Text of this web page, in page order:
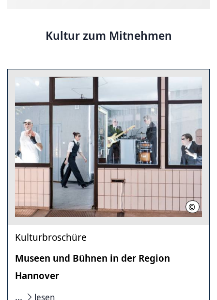
Kultur zum Mitnehmen
© Isabell
Kulturbroschüre
Museen und Bühnen in der Region
Hannover
...
lesen